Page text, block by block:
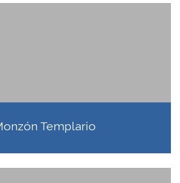
Templario